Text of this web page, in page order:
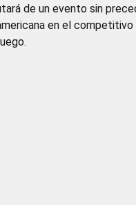
de un evento sin
en el